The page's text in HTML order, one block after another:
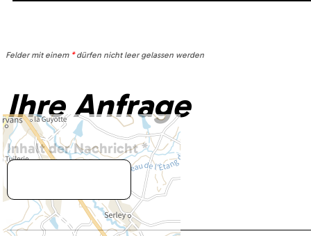
Felder mit einem *dürfen nicht leer gelassen werden
Ihre Anfrage
Inhalt der Nachricht*